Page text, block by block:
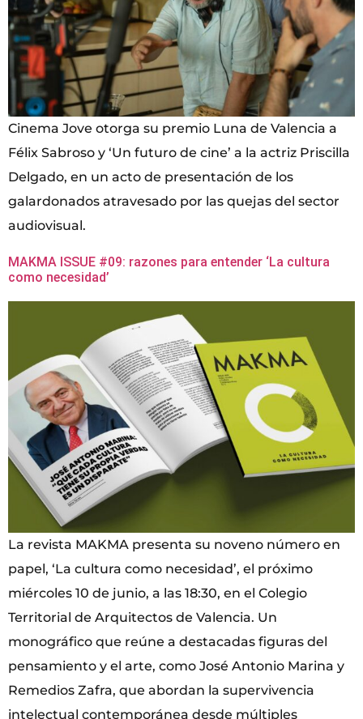
Cinema Jove otorga su premio Luna de Valencia a
Félix Sabroso y ‘Un futuro de cine’ a la actriz Priscilla
Delgado, en un acto de presentación de los
galardonados atravesado por las quejas del sector
audiovisual.
MAKMA ISSUE #09: razones para entender ‘La cultura
como necesidad’
La revista MAKMA presenta su noveno número en
papel, ‘La cultura como necesidad’, el próximo
miércoles 10 de junio, a las 18:30, en el Colegio
Territorial de Arquitectos de Valencia. Un
monográfico que reúne a destacadas figuras del
pensamiento y el arte, como José Antonio Marina y
Remedios Zafra, que abordan la supervivencia
intelectual contemporánea desde múltiples